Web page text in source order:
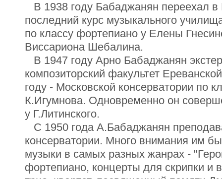
В 1938 году Бабаджанян переехал в
последний курс музыкального
по классу фортепиано у Елены
Виссариона Шебалина.
В 1947 году Арно Бабаджанян
композиторский факультет
году - Московской консерватории по
К.Игумнова. Одновременно он
у Г.Литинского.
С 1950 года А.Бабаджанян
консерватории. Много внимания им
музыки в самых разных жанрах -
фортепиано, концерты для скрипки и